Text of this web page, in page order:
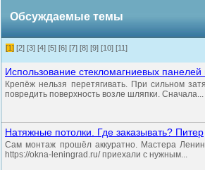
Обсуждаемые темы
[1] [2] [3] [4] [5] [6] [7] [8] [9] [10] [11]
Использование стекломагниевых панелей
Крепёж нельзя перетягивать. При сильном
повредить поверхность возле шляпки. Сначала...
Натяжные потолки. Где заказывать? Питер
Сам монтаж прошёл аккуратно. Мастера
https://okna-leningrad.ru/ приехали с нужным...